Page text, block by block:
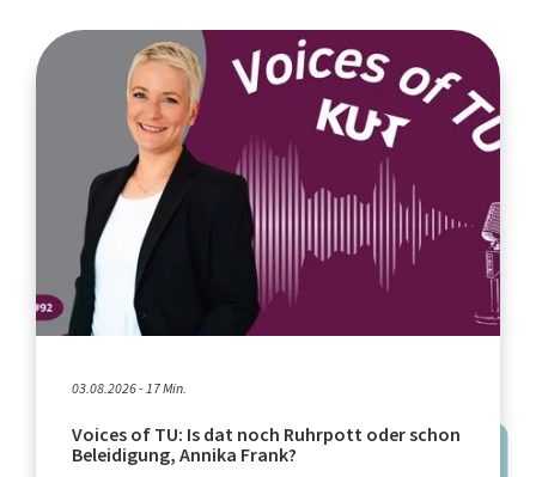
03.08.2026 - 17 Min.
Voices of TU: Is dat noch Ruhrpott oder schon
Beleidigung, Annika Frank?